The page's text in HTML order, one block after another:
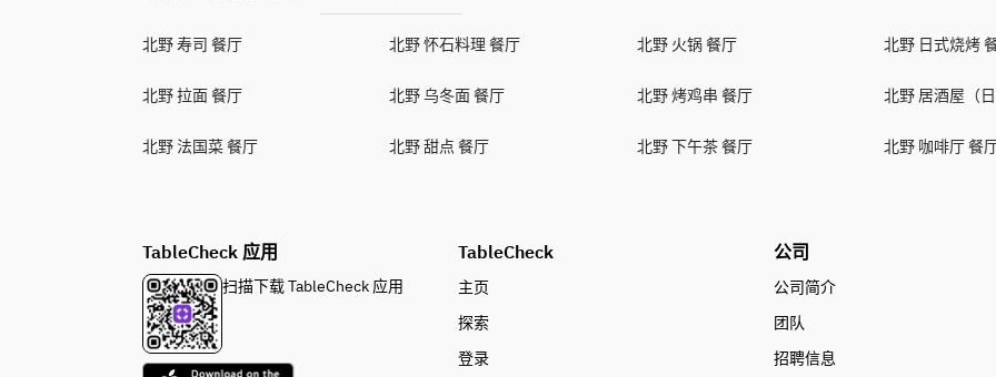
北野 寿司 餐厅 北野 怀石料理 餐厅 北野 火锅 餐厅 北野 日式烧烤
北野 拉面 餐厅 北野 乌冬面 餐厅 北野 烤鸡串 餐厅 北野 居酒屋（
北野 法国菜 餐厅 北野 甜点 餐厅 北野 下午茶 餐厅 北野 咖啡厅 餐
TableCheck 应用
扫描下载 TableCheck 应用
TableCheck
主页
探索
登录
公司
公司简介
团队
招聘信息